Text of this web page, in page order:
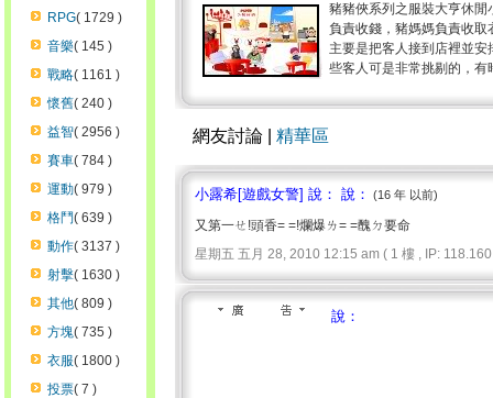
RPG( 1729 )
音樂( 145 )
戰略( 1161 )
懷舊( 240 )
益智( 2956 )
賽車( 784 )
運動( 979 )
格鬥( 639 )
動作( 3137 )
射擊( 1630 )
其他( 809 )
方塊( 735 )
衣服( 1800 )
投票( 7 )
豬豬俠系列之服裝大亨休
負責收錢，豬媽媽負責收
主要是把客人接到店裡並
些客人可是非常挑剔的，有
網友討論 | 精華區
小露希[遊戲女警] 說： 說： (16 年 以前)
又第一ㄝ!頭香= =!爛爆ㄌ= =醜ㄉ要命
星期五 五月 28, 2010 12:15 am ( 1 樓 , IP:
說：